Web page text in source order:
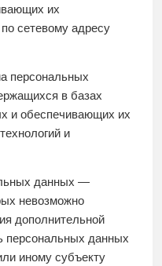
их
сетевому адресу
персональных
в базах
и обеспечивающих их
и
данных —
невозможно
дополнительной
персональных данных
иному субъекту